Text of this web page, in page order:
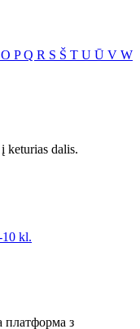
O PQ R S Š T U Ū V W
keturias dalis.
10 kl.
платформа з